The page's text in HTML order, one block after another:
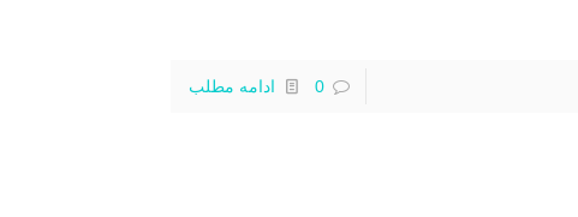
0 ادامه مطلب